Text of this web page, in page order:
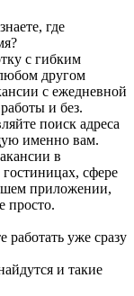
где
с гибким
другом
с ежедневной
и без.
поиск адреса
именно вам.
в
гостиницах, сфере
приложении,
просто.
работать уже сразу
и такие